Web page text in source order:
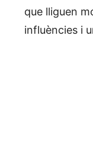
que lliguen
influències i